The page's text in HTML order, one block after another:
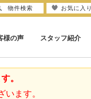
様の声 スタッフ紹介
。
ます。
物件検索 お気に入り